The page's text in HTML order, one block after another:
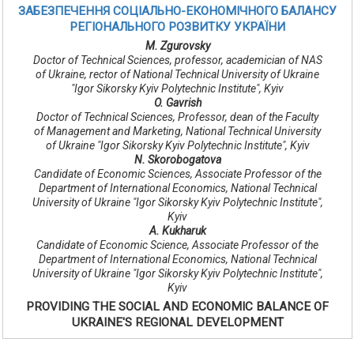
ЗАБЕЗПЕЧЕННЯ СОЦІАЛЬНО-ЕКОНОМІЧНОГО БАЛАНСУ
РЕГІОНАЛЬНОГО РОЗВИТКУ УКРАЇНИ
M. Zgurovsky
Doctor of Technical Sciences, professor, academician of NAS
of Ukraine, rector of National Technical University of Ukraine
"Igor Sikorsky Kyiv Polytechnic Institute", Kyiv
O. Gavrish
Doctor of Technical Sciences, Professor, dean of the Faculty
of Management and Marketing, National Technical University
of Ukraine "Igor Sikorsky Kyiv Polytechnic Institute", Kyiv
N. Skorobogatova
Candidate of Economic Sciences, Associate Professor of the
Department of International Economics, National Technical
University of Ukraine "Igor Sikorsky Kyiv Polytechnic Institute",
Kyiv
A. Kukharuk
Candidate of Economic Science, Associate Professor of the
Department of International Economics, National Technical
University of Ukraine "Igor Sikorsky Kyiv Polytechnic Institute",
Kyiv
PROVIDING THE SOCIAL AND ECONOMIC BALANCE OF
UKRAINE'S REGIONAL DEVELOPMENT